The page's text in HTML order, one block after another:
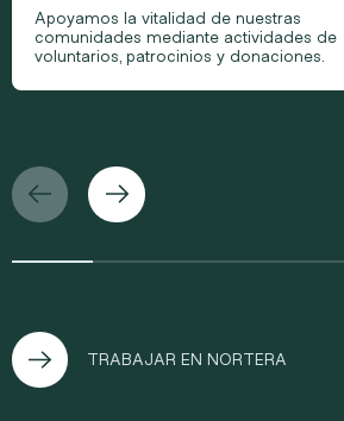
Apoyamos la vitalidad de nuestras
comunidades mediante actividades de
voluntarios, patrocinios y donaciones.
TRABAJAR EN NORTERA